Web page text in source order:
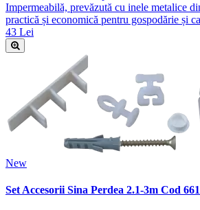
Impermeabilă, prevăzută cu inele metalice
practică și economică pentru gospodărie și
43 Lei
New
Set Accesorii Sina Perdea 2.1-3m Cod